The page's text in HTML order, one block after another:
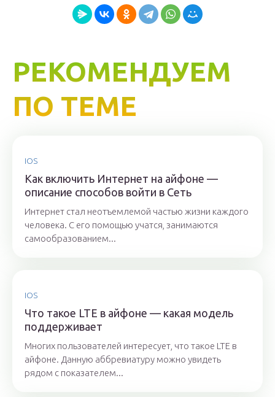
РЕКОМЕНДУЕМ
ПО ТЕМЕ
IOS
Как включить Интернет на айфоне —
описание способов войти в Сеть
Интернет стал неотъемлемой частью жизни каждого
человека. С его помощью учатся, занимаются
самообразованием...
IOS
Что такое LTE в айфоне — какая модель
поддерживает
Многих пользователей интересует, что такое LTE в
айфоне. Данную аббревиатуру можно увидеть
рядом с показателем...